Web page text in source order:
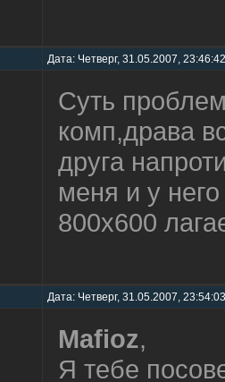
Дата: Четверг, 31.05.2007,
Суть
комп,драва
друга
меня и у
800х600
Дата: Четверг, 31.05.2007,
Mafioz,
Я тебе